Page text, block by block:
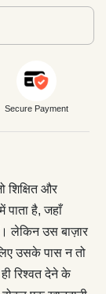
Secure Payment
शिक्षित और
पाता है, जहाँ
लेकिन उस बाज़ार
उसके पास न तो
रिश्वत देने के